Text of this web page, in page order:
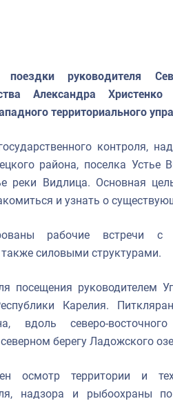
руководителя
Александра
территориального
контроля,
района, поселка Устье
реки Видлица. Основная
и узнать о
рабочие встречи с
силовыми структурами.
посещения руководителем
Карелия.
вдоль северо-
берегу Ладожского
осмотр территории и
надзора и рыбоохраны